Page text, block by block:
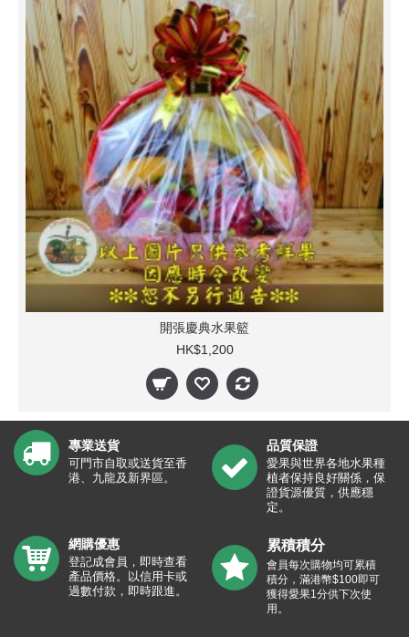
開張慶典水果籃
HK$1,200
專業送貨
可門市自取或送貨至香
港、九龍及新界區。
品質保證
愛果與世界各地水果種
植者保持良好關係，保
證貨源優質，供應穩
定。
網購優惠
登記成會員，即時查看
產品價格。以信用卡或
過數付款，即時跟進。
累積積分
會員每次購物均可累積
積分，滿港幣$100即可
獲得愛果1分供下次使
用。